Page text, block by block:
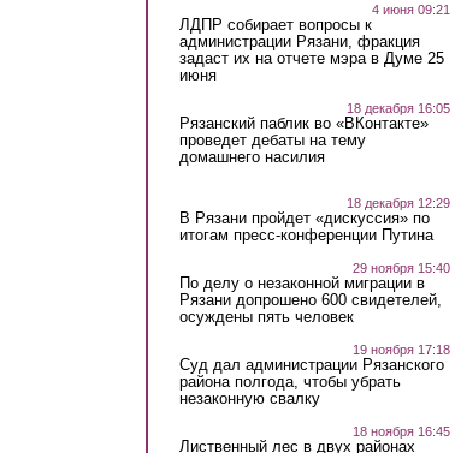
4 июня 09:21
ЛДПР собирает вопросы к
администрации Рязани, фракция
задаст их на отчете мэра в Думе 25
июня
18 декабря 16:05
Рязанский паблик во «ВКонтакте»
проведет дебаты на тему
домашнего насилия
18 декабря 12:29
В Рязани пройдет «дискуссия» по
итогам пресс-конференции Путина
29 ноября 15:40
По делу о незаконной миграции в
Рязани допрошено 600 свидетелей,
осуждены пять человек
19 ноября 17:18
Суд дал администрации Рязанского
района полгода, чтобы убрать
незаконную свалку
18 ноября 16:45
Лиственный лес в двух районах